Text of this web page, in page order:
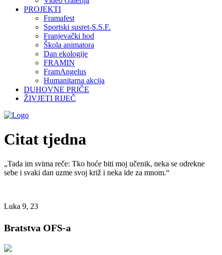
PROJEKTI
Framafest
Sportski susret-S.S.F.
Franjevački hod
Škola animatora
Dan ekologije
FRAMIN
FramAngelus
Humanitarna akcija
DUHOVNE PRIČE
ŽIVJETI RIJEČ
Citat tjedna
„Tada im svima reče: Tko hoće biti moj učenik, neka se odrekne
sebe i svaki dan uzme svoj križ i neka ide za mnom.“
Luka 9, 23
Bratstva OFS-a